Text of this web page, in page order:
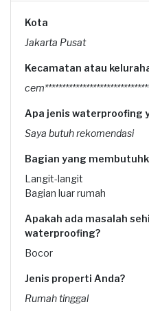
Kota
Jakarta Pusat
Kecamatan atau
Apa jenis waterproofing
Saya butuh rekomendasi
Bagian yang
Langit-langit
Bagian luar rumah
Apakah ada masalah
waterproofing?
Bocor
Jenis properti Anda?
Rumah tinggal